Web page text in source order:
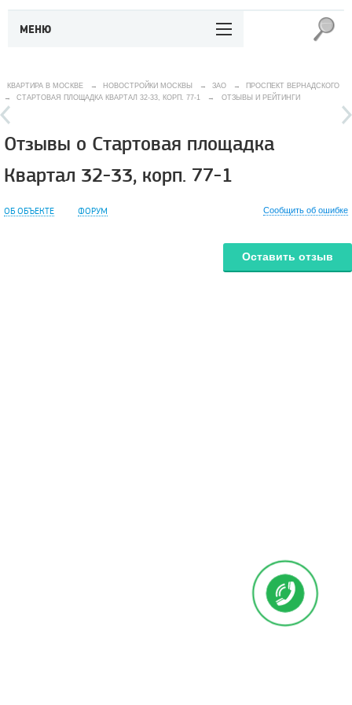
МЕНЮ
КВАРТИРА В МОСКВЕ → НОВОСТРОЙКИ МОСКВЫ → ЗАО →
ПРОСПЕКТ ВЕРНАДСКОГО
→
СТАРТОВАЯ ПЛОЩАДКА КВАРТАЛ 32-33, КОРП. 77-1 → ОТЗЫВЫ И РЕЙТИНГИ
Отзывы о Стартовая площадка
Квартал 32-33, корп. 77-1
ОБ ОБЪЕКТЕ ФОРУМ Сообщить об ошибке
Оставить отзыв